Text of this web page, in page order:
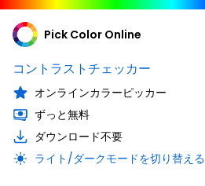
Pick Color Online
コントラストチェッカー
オンラインカラーピッカー
ずっと無料
ダウンロード不要
ライト/ダークモードを切り替える